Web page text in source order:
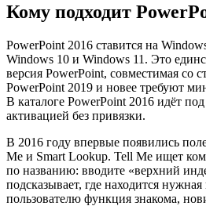
Кому подходит
PowerPoint 2016 ставится на
Windows 10 и Windows 11. Это
версия PowerPoint, совместимая со
PowerPoint 2019 и новее требуют
В каталоге PowerPoint 2016 идёт
активацией без привязки.
В 2016 году впервые появились
Me и Smart Lookup. Tell Me ищет
по названию: вводите «верхний
подсказывает, где находится
пользователю функция знакома,